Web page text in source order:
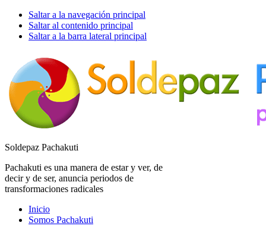
Saltar a la navegación principal
Saltar al contenido principal
Saltar a la barra lateral principal
Soldepaz Pachakuti
Pachakuti es una manera de estar y ver, de
decir y de ser, anuncia periodos de
transformaciones radicales
Inicio
Somos Pachakuti